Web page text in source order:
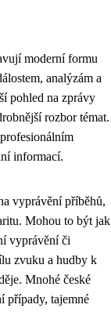
moderní formu
analýzám a
pohled na zprávy
rozbor témat.
informací.
vyprávění příběhů,
Mohou to být jak
vyprávění či
zvuku a hudby k
Mnohé české
případy, tajemné